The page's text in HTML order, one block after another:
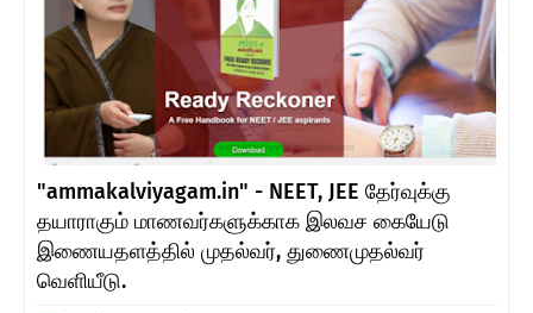
"ammakalviyagam.in" - NEET, JEE தேர்வுக்கு
தயாராகும் மாணவர்களுக்காக இலவச கையேடு
இணையதளத்தில் முதல்வர், துணைமுதல்வர்
வெளியீடு.